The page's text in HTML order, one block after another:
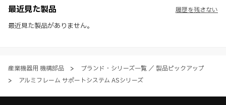
最近見た製品
最近見た製品がありません。
履歴を残さない
産業機器用 機構部品 >
ブランド・シリーズ一覧 ／ 製品ピックアップ
>
アルミフレーム サポートシステム ASシリーズ